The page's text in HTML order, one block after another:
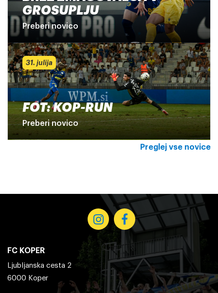
GROSUPLJU
Preberi novico
31. julija
FOT: KOP-RUN
Preberi novico
Preglej vse novice
FC KOPER
Ljubljanska cesta 2
6000 Koper